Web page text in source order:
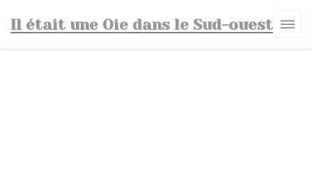
Il était une Oie dans le Sud-ouest